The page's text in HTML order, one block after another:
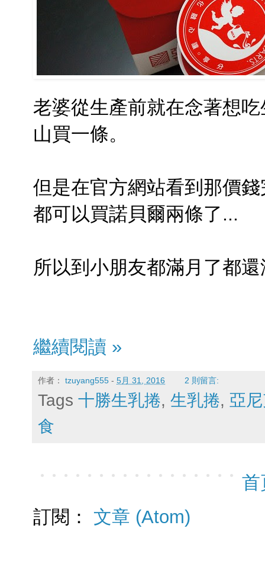
老婆從生產前就在念著想
山買一條。
但是在官方網站看到那價
都可以買諾貝爾兩條了...
所以到小朋友都滿月了都
繼續閱讀 »
作者： tzuyang555 - 5月 31, 2016 2 則留言:
Tags 十勝生乳捲, 生乳捲, 亞
食
首
訂閱： 文章 (Atom)